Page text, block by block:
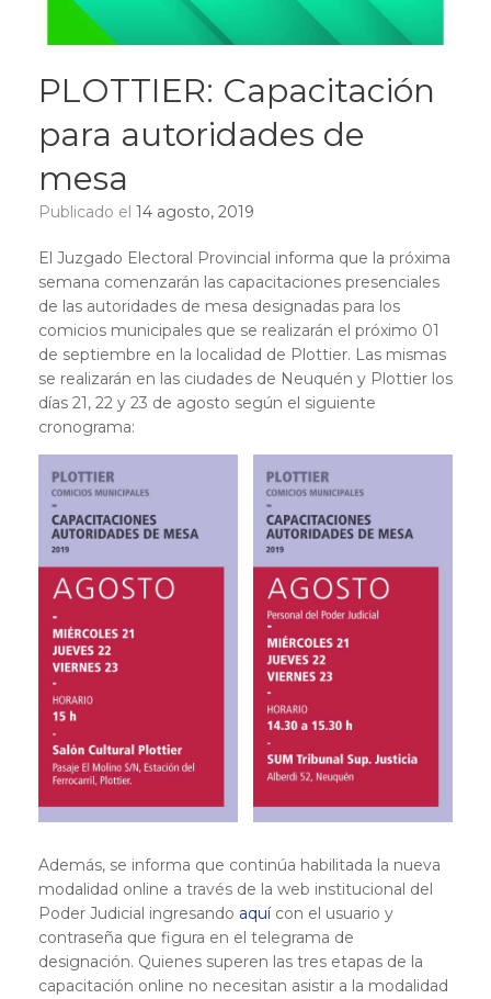
PLOTTIER: Capacitación
para autoridades de
mesa
Publicado el 14 agosto, 2019
El Juzgado Electoral Provincial informa que la próxima
semana comenzarán las capacitaciones presenciales
de las autoridades de mesa designadas para los
comicios municipales que se realizarán el próximo 01
de septiembre en la localidad de Plottier. Las mismas
se realizarán en las ciudades de Neuquén y Plottier los
días 21, 22 y 23 de agosto según el siguiente
cronograma:
Además, se informa que continúa habilitada la nueva
modalidad online a través de la web institucional del
Poder Judicial ingresando aquícon el usuario y
contraseña que figura en el telegrama de
designación. Quienes superen las tres etapas de la
capacitación online no necesitan asistir a la modalidad